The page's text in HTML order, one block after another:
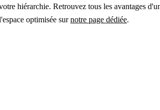
hiérarchie. Retrouvez tous les avantages
optimisée surnotre page dédiée.